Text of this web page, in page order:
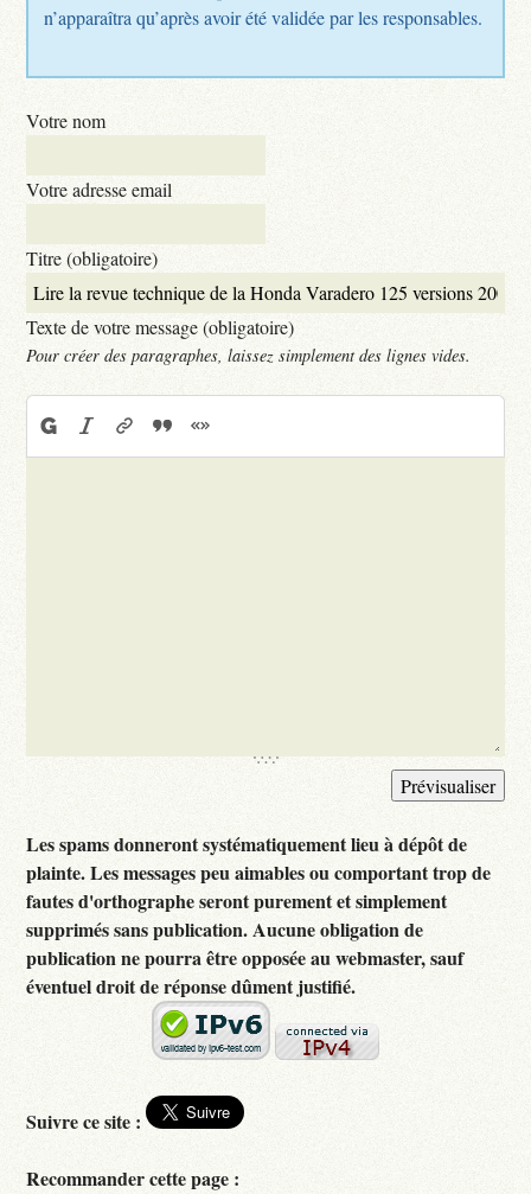
n’apparaîtra qu’après avoir été validée par les responsables.
Votre nom
Votre adresse email
Titre (obligatoire)
Texte de votre message (obligatoire)
Pour créer des paragraphes, laissez simplement des lignes vides.
Les spams donneront systématiquement lieu à dépôt de
plainte. Les messages peu aimables ou comportant trop de
fautes d'orthographe seront purement et simplement
supprimés sans publication. Aucune obligation de
publication ne pourra être opposée au webmaster, sauf
éventuel droit de réponse dûment justifié.
Suivre ce site :
Recommander cette page :